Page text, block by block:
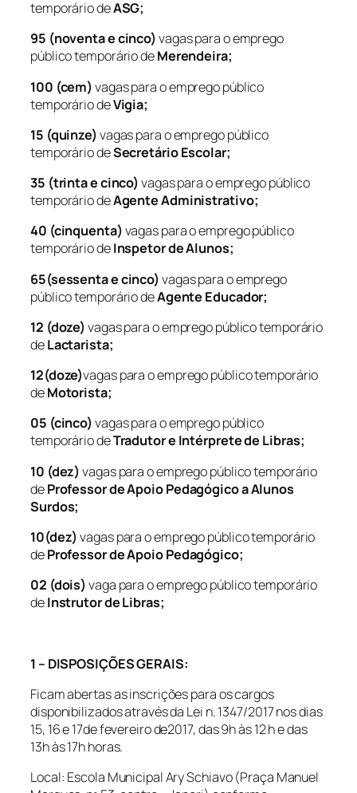
temporário deASG;
95 (noventa e cinco) vagas para o emprego
público temporário deMerendeira;
100 (cem) vagas para o emprego público
temporário deVigia;
15 (quinze) vagas para o emprego público
temporário deSecretário Escolar;
35 (trinta e cinco) vagas para o emprego público
temporário deAgente Administrativo;
40 (cinquenta) vagas para o emprego público
temporário deInspetor de Alunos;
65(sessenta e cinco) vagas para o emprego
público temporário deAgente Educador;
12 (doze) vagas para o emprego público temporário
deLactarista;
12(doze)vagas para o emprego público temporário
deMotorista;
05 (cinco) vagas para o emprego público
temporário deTradutor e Intérprete de Libras;
10 (dez) vagas para o emprego público temporário
deProfessor de Apoio Pedagógico a Alunos
Surdos;
10(dez) vagas para o emprego público temporário
deProfessor de Apoio Pedagógico;
02 (dois) vaga para o emprego público temporário
deInstrutor de Libras;
1 – DISPOSIÇÕES GERAIS:
Ficam abertas as inscrições para os cargos
disponibilizados através da Lei n. 1347/2017 nos dias
15, 16 e 17de fevereiro de2017, das 9h às 12 h e das
13h às 17h horas.
Local: Escola Municipal Ary Schiavo (Praça Manuel